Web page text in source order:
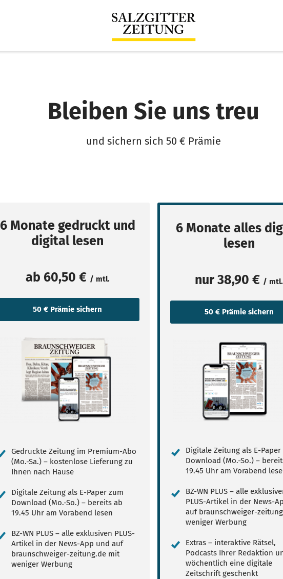
Bleiben Sie uns treu
und sichern sich 50 € Prämie
6 Monate gedruckt und
digital lesen
ab 60,50 € / mtl.
Gedruckte Zeitung im Premium-Abo
(Mo.-Sa.) – kostenlose Lieferung zu
Ihnen nach Hause
Digitale Zeitung als E-Paper zum
Download (Mo.-So.) – bereits ab
19.45 Uhr am Vorabend lesen
BZ-WN PLUS – alle exklusiven PLUS-
Artikel in der News-App und auf
braunschweiger-zeitung.de mit
weniger Werbung
6 Monate alles
lesen
nur38,90 € / mtl.
Digitale Zeitung als E-Paper
Download (Mo.-So.) –
19.45 Uhr am Vorabend
BZ-WN PLUS – alle
PLUS-Artikel in der News-
auf braunschweiger-
weniger Werbung
Extras – interaktive Rätsel,
Podcasts Ihrer Redaktion
wöchentlich eine digitale
Zeitschrift geschenkt